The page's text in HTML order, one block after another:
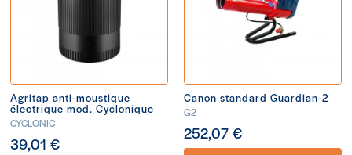
Agritap anti-moustique
électrique mod. Cyclonique
CYCLONIC
39,01 €
Canon standard Guardian-2
G2
252,07 €